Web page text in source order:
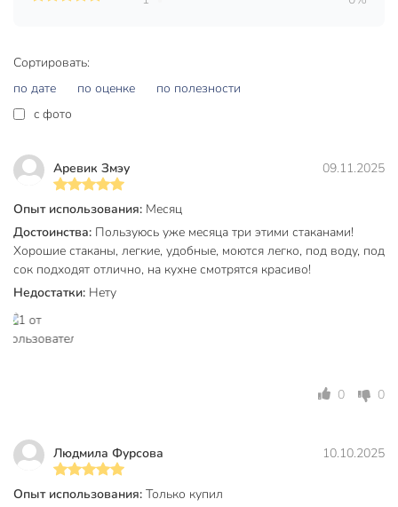
Можно ли мыть стаканы Pasabahce Valse 250 мл в
посудомоечной машине?
Да, набор полностью подходит для мытья в посудомоечной
многократных циклов.
Для чего подходят эти стаканы — только для воды?
Стаканы универсальны: их используют для воды, виски,
сока, лимонада и даже для подачи десертов. Подходят для
дома, дачи, офисной кухни и подарка.
Какие размеры и форма у стаканов?
Объём каждого стакана — 250 мл, форма — низкий
широкий рокс, материал — прозрачное стекло, стиль —
Объем, мл
Материал
Сортировать:
по дате
по оценке
по полезности
c фото
Аревик Змэу 09.11.2025
Опыт использования: Месяц
Достоинства: Пользуюсь уже месяца три этими стаканами!
Хорошие стаканы, легкие, удобные, моются легко, под воду, под
сок подходят отлично, на кухне смотрятся красиво!
Недостатки: Нету
0 0
Людмила Фурсова 10.10.2025
Опыт использования: Только купил